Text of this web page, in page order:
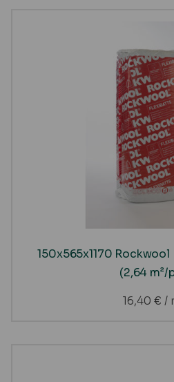
150x565x1170
(2,64 m²/
16,40 € /